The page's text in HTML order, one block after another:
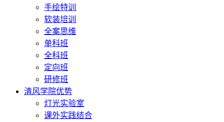
手绘特训
软装培训
全案思维
单科班
全科班
定向班
研修班
清风学院优势
灯光实验室
课外实践结合